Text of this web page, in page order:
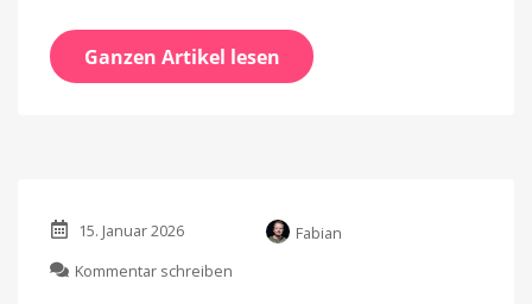
Ganzen Artikel lesen
15. Januar 2026
Fabian
Kommentar schreiben